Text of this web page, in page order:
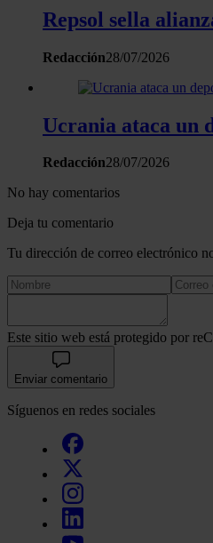
Repsol sella
Redacción28/07/2026
Ucrania ataca un
Redacción28/07/2026
No hay comentarios
Deja tu comentario
Tu dirección de correo electrónico
Este sitio web está protegido por
Enviar comentario
Síguenos en redes sociales